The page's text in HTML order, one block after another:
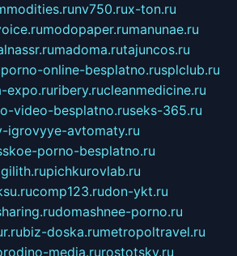
nv750.rux-ton.ru
modopaper.rumanunae.ru
madoma.rutajuncos.ru
porno-online-besplatno.rusplclub.ru
expo.ruribery.rucleanmedicine.ru
video-besplatno.ruseks-365.ru
igrovyye-avtomaty.ru
porno-besplatno.ru
pichkurovlab.ru
comp123.rudon-ykt.ru
domashnee-porno.ru
biz-doska.rumetropoltravel.ru
media.rurostotsky.ru